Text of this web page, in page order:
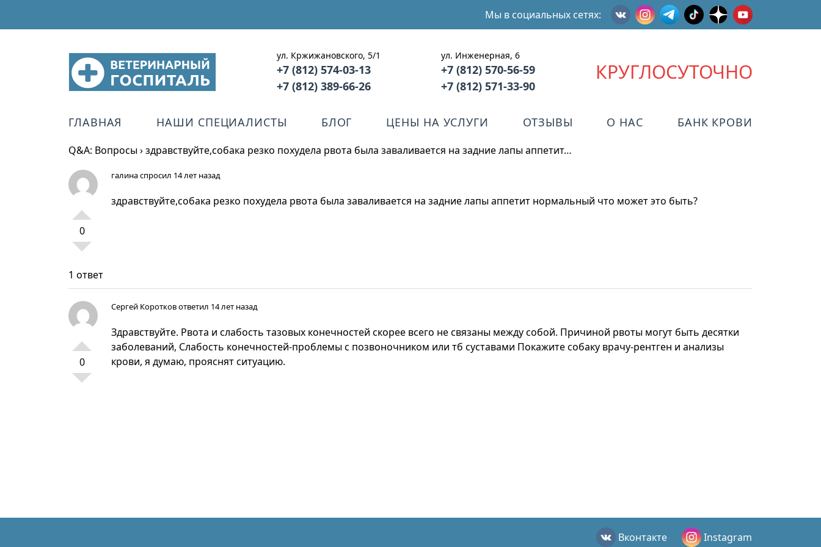
Мы в социальных сетях:
ул. Кржижановского, 5/1
+7 (812) 574-03-13
+7 (812) 389-66-26
ул. Инженерная, 6
+7 (812) 570-56-59
+7 (812) 571-33-90
КРУГЛОСУТОЧНО
ГЛАВНАЯ НАШИ СПЕЦИАЛИСТЫ БЛОГ ЦЕНЫ НА УСЛУГИ ОТЗЫВЫ О НАС БАНК КРОВИ
Q&A: Вопросы›здравствуйте,собака резко похудела рвота была заваливается на задние лапы аппетит…
0
галинаспросил 14 лет назад
здравствуйте,собака резко похудела рвота была заваливается на задние лапы аппетит нормальный что может это быть?
1 ответ
0
Сергей Коротковответил 14 лет назад
Здравствуйте. Рвота и слабость тазовых конечностей скорее всего не связаны между собой. Причиной рвоты могут быть десятки
заболеваний, Слабость конечностей-проблемы с позвоночником или тб суставами Покажите собаку врачу-рентген и анализы
крови, я думаю, прояснят ситуацию.
Вконтакте Instagram